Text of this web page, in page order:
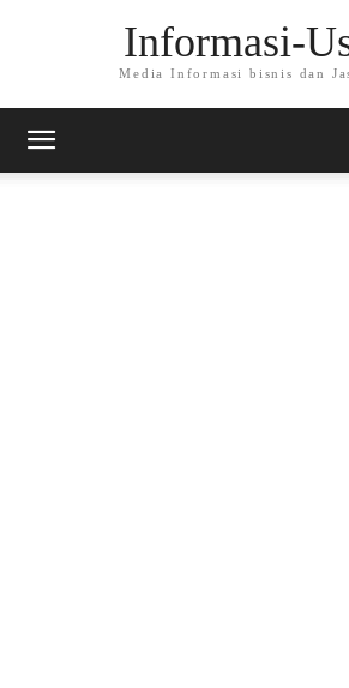
Informasi-
Media Informasi bisnis dan